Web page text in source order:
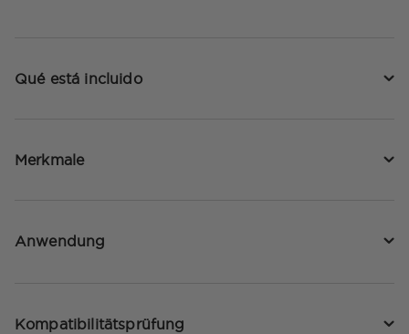
Qué está incluido
Merkmale
Anwendung
Kompatibilitätsprüfung